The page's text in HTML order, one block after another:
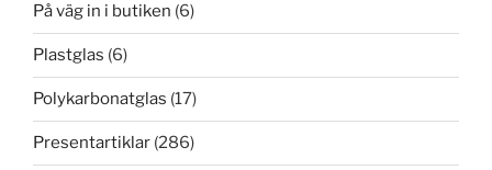
På väg in i butiken (6)
Plastglas (6)
Polykarbonatglas (17)
Presentartiklar (286)